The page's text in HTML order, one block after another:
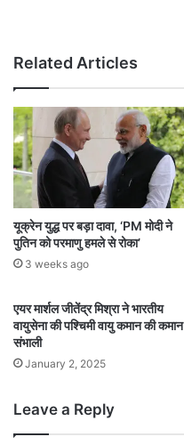
Related Articles
यूक्रेन युद्ध पर बड़ा दावा, ‘PM मोदी ने
पुतिन को परमाणु हमले से रोका’
3 weeks ago
एयर मार्शल जीतेंद्र मिश्रा ने भारतीय
वायुसेना की पश्चिमी वायु कमान की कमान
संभाली
January 2, 2025
Leave a Reply